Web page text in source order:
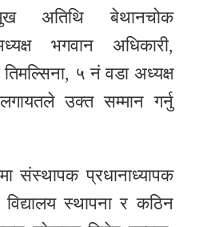
अतिथि बेथानचोक
भगवान अधिकारी,
तिमल्सिना, ५ नं वडा अध्यक्ष
उक्त सम्मान गर्नु
संस्थापक प्रधानाध्यापक
स्थापना र कठिन